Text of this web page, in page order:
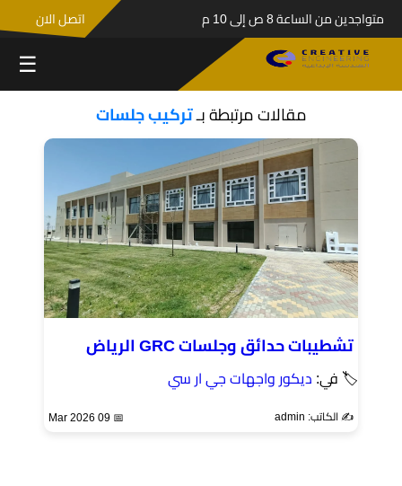
متواجدين من الساعة 8 ص إلى 10 م اتصل الان
☰
مقالات مرتبطة بـتركيب جلسات
تشطيبات حدائق وجلسات GRC الرياض
🏷 في: ديكور واجهات جي ار سي
✍️ الكاتب: admin 📅 09 Mar 2026